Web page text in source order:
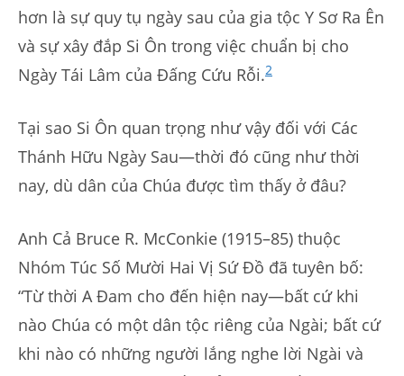
hơn là sự quy tụ ngày sau của gia tộc Y Sơ Ra Ên
và sự xây đắp Si Ôn trong việc chuẩn bị cho
Ngày Tái Lâm của Đấng Cứu Rỗi.2
Tại sao Si Ôn quan trọng như vậy đối với Các
Thánh Hữu Ngày Sau—thời đó cũng như thời
nay, dù dân của Chúa được tìm thấy ở đâu?
Anh Cả Bruce R. McConkie (1915–85) thuộc
Nhóm Túc Số Mười Hai Vị Sứ Đồ đã tuyên bố:
“Từ thời A Đam cho đến hiện nay—bất cứ khi
nào Chúa có một dân tộc riêng của Ngài; bất cứ
khi nào có những người lắng nghe lời Ngài và